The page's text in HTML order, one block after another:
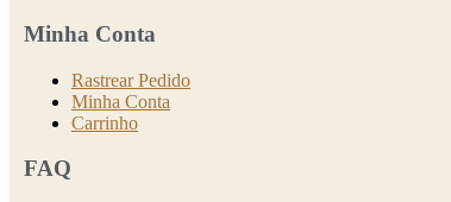
Minha Conta
Rastrear Pedido
Minha Conta
Carrinho
FAQ